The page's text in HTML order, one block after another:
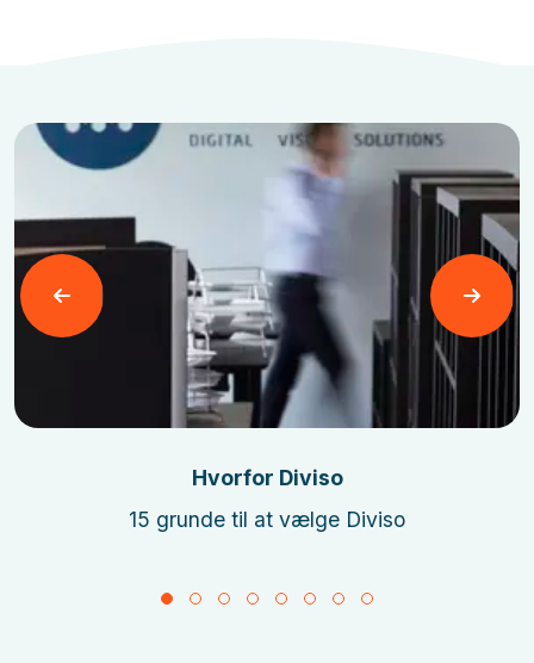
Læs mere
Hvorfor Diviso
15 grunde til at vælge Diviso